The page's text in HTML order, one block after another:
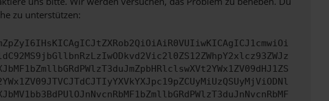
zu unterstützen: